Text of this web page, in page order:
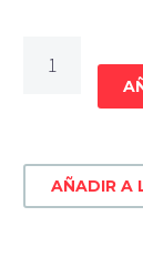
INALAMBRICO
XT3
cantidad
AÑADIR A